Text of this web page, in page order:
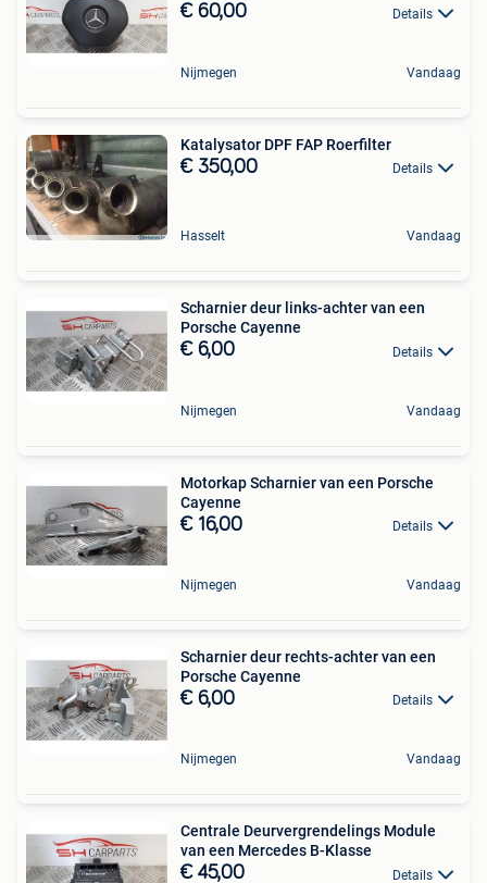
€ 60,00 Details
Nijmegen Vandaag
Katalysator DPF FAP Roerfilter
€ 350,00 Details
Hasselt Vandaag
Scharnier deur links-achter van een
Porsche Cayenne
€ 6,00 Details
Nijmegen Vandaag
Motorkap Scharnier van een Porsche
Cayenne
€ 16,00 Details
Nijmegen Vandaag
Scharnier deur rechts-achter van een
Porsche Cayenne
€ 6,00 Details
Nijmegen Vandaag
Centrale Deurvergrendelings Module
van een Mercedes B-Klasse
€ 45,00 Details